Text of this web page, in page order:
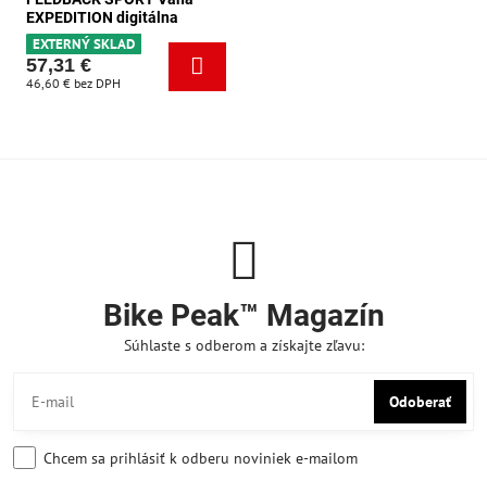
EXPEDITION digitálna
EXTERNÝ SKLAD
57,31 €
46,60 € bez DPH
Bike Peak™ Magazín
Súhlaste s odberom a získajte zľavu:
Odoberať
Chcem sa prihlásiť k odberu noviniek e-mailom